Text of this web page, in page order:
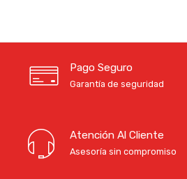
Pago Seguro
Garantía de seguridad
Atención Al Cliente
Asesoría sin compromiso